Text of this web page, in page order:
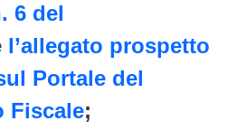
6 del
l’allegato prospetto
Portale del
Fiscale;